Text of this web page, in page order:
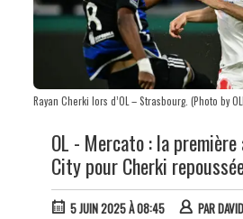
Rayan Cherki lors d’OL – Strasbourg. (Photo by
OL - Mercato : la première
City pour Cherki
5 JUIN 2025 À 08:45 PAR